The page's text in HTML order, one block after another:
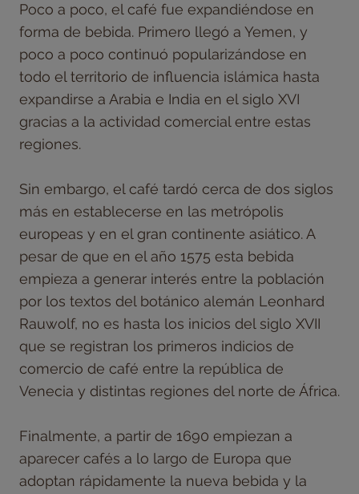
Poco a poco, el café fue expandiéndose en
forma de bebida. Primero llegó a Yemen, y
poco a poco continuó popularizándose en
todo el territorio de influencia islámica hasta
expandirse a Arabia e India en el siglo XVI
gracias a la actividad comercial entre estas
regiones.
Sin embargo, el café tardó cerca de dos siglos
más en establecerse en las metrópolis
europeas y en el gran continente asiático. A
pesar de que en el año 1575 esta bebida
empieza a generar interés entre la población
por los textos del botánico alemán Leonhard
Rauwolf, no es hasta los inicios del siglo XVII
que se registran los primeros indicios de
comercio de café entre la república de
Venecia y distintas regiones del norte de África.
Finalmente, a partir de 1690 empiezan a
aparecer cafés a lo largo de Europa que
adoptan rápidamente la nueva bebida y la